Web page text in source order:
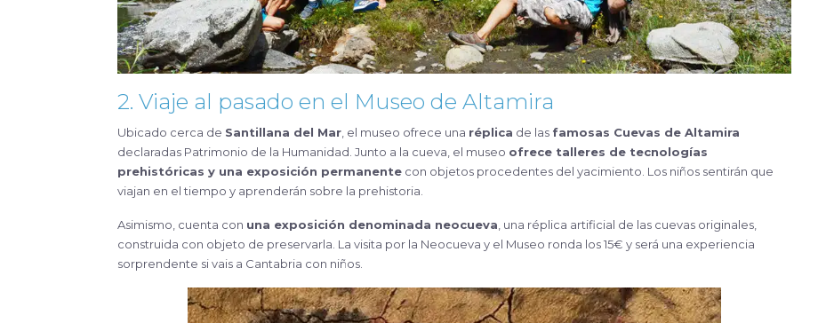
2. Viaje al pasado en el Museo de Altamira
Ubicado cerca de Santillana del Mar , el museo ofrece una réplica de las famosas Cuevas de Altamira
declaradas Patrimonio de la Humanidad. Junto a la cueva, el museo ofrece talleres de tecnologías
prehistóricas y una exposición permanente con objetos procedentes del yacimiento. Los niños sentirán que
viajan en el tiempo y aprenderán sobre la prehistoria.
Asimismo, cuenta con una exposición denominada neocueva , una réplica artificial de las cuevas originales,
construida con objeto de preservarla. La visita por la Neocueva y el Museo ronda los 15€ y será una experiencia
sorprendente si vais a Cantabria con niños.